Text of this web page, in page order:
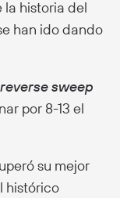
la historia del
han ido dando
reverse sweep
por 8-13 el
su mejor
histórico